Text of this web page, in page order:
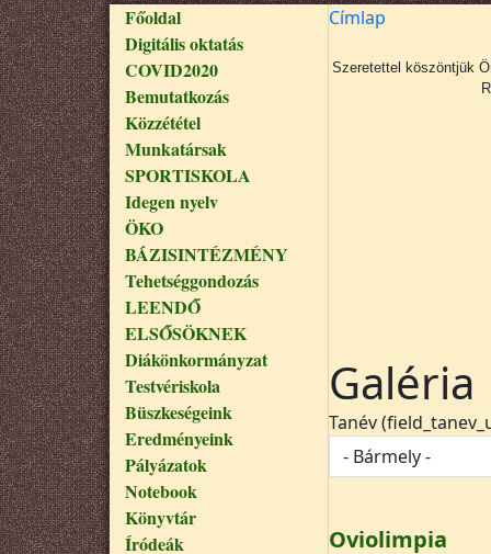
Fő navigáció
Főoldal
Digitális oktatás
COVID2020
Bemutatkozás
Közzététel
Munkatársak
SPORTISKOLA
Idegen nyelv
ÖKO
BÁZISINTÉZMÉNY
Tehetséggondozás
LEENDŐ
ELSŐSÖKNEK
Diákönkormányzat
Testvériskola
Büszkeségeink
Eredményeink
Pályázatok
Notebook
Könyvtár
Íródeák
Címlap
Szeretettel köszöntjük
Galéria
Tanév
Oviolimpia